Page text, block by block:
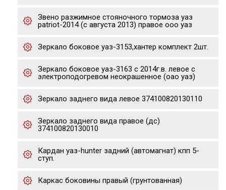
Звено разжимное стояночного тормоза уаз
patriot-2014 (с августа 2013) правое ооо уаз
Зеркало боковое уаз-3153,хантер комплект 2шт.
Зеркало боковое уаз-3163 с 2014г.в. левое с
электроподогревом неокрашенное (оао уаз)
Зеркало заднего вида левое 374100820130110
Зеркало заднего вида правое (дс)
374100820130010
Кардан уаз-hunter задний (автомагнат) кпп 5-
ступ.
Каркас боковины правый (грунтованная)